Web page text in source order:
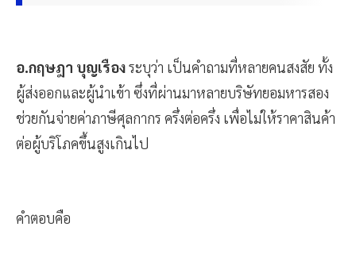
อ.กฤษฎา บุญเรืองระบุว่า เป็นคำถามที่หลายคนสงสัย ทั้ง
ผู้ส่งออกและผู้นำเข้า ซึ่งที่ผ่านมาหลายบริษัทยอมหารสอง
ช่วยกันจ่ายค่าภาษีศุลกากร ครึ่งต่อครึ่ง เพื่อไม่ให้ราคาสินค้า
ต่อผู้บริโภคขึ้นสูงเกินไป
คำตอบคือ